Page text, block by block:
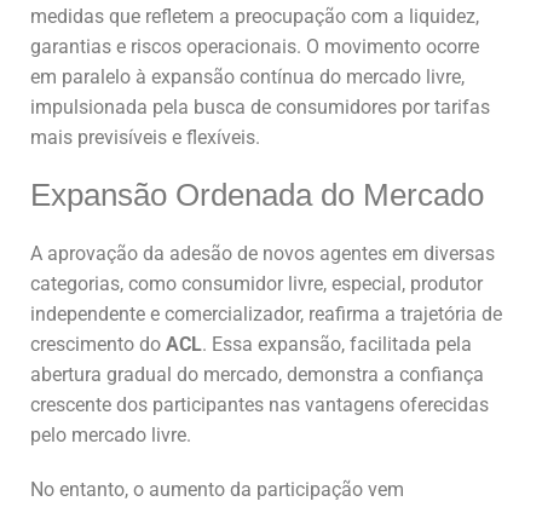
medidas que refletem a preocupação com a liquidez,
garantias e riscos operacionais. O movimento ocorre
em paralelo à expansão contínua do mercado livre,
impulsionada pela busca de consumidores por tarifas
mais previsíveis e flexíveis.
Expansão Ordenada do Mercado
A aprovação da adesão de novos agentes em diversas
categorias, como consumidor livre, especial, produtor
independente e comercializador, reafirma a trajetória de
crescimento do ACL. Essa expansão, facilitada pela
abertura gradual do mercado, demonstra a confiança
crescente dos participantes nas vantagens oferecidas
pelo mercado livre.
No entanto, o aumento da participação vem